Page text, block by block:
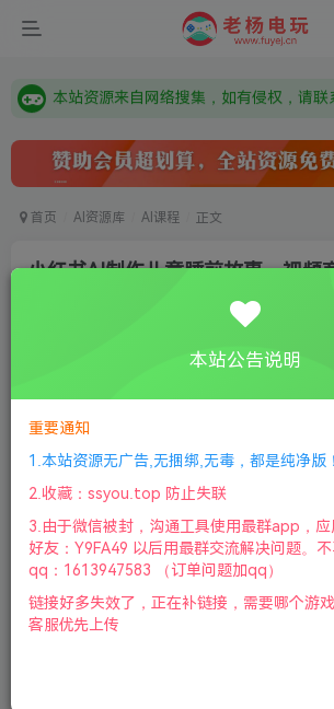
首页 AI资源库 AI课程 正文
小红书AI制作儿童睡前故事，视频
小红书AI制作儿童睡前故事，视频商单带货
此内容为付费资源，请付费后查看
会员专属资源
赞助会员 免费
充
付费资源
本站公告说明
重要通知
1.本站资源无广告,无捆绑,无毒，都是纯净版！
2.收藏：ssyou.top 防止失联
3.由于微信被封，沟通工具使用最群app，
好友：Y9FA49 以后用最群交流解决问题。
qq：1613947583 （订单问题加qq）
链接好多失效了，正在补链接，需要哪个游
客服优先上传